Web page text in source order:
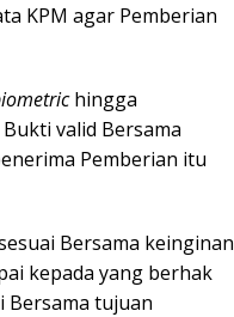
KPM agar Pemberian
hingga
valid Bersama
Pemberian itu
Bersama keinginan
kepada yang berhak
Bersama tujuan